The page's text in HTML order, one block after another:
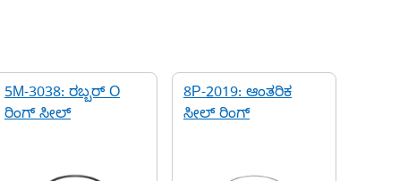
5M-3038: ರಬ್ಬರ್ O
ರಿಂಗ್ ಸೀಲ್
8P-2019: ಆಂತರಿಕ
ಸೀಲ್ ರಿಂಗ್